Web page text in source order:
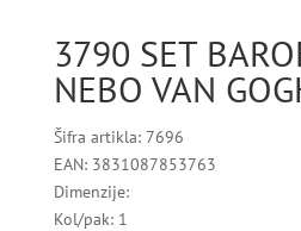
3790 SET
NEBO VAN
Šifra artikla: 7696
EAN: 3831087853763
Dimenzije:
Kol/pak: 1